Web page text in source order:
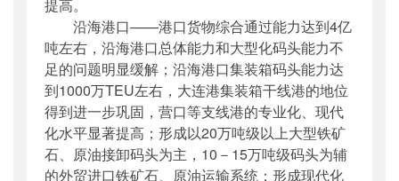
提高。
沿海港口——港口货物综合通过能力达到4亿
吨左右，沿海港口总体能力和大型化码头能力不
足的问题明显缓解；沿海港口集装箱码头能力达
到1000万TEU左右，大连港集装箱干线港的地位
得到进一步巩固，营口等支线港的专业化、现代
化水平显著提高；形成以20万吨级以上大型铁矿
石、原油接卸码头为主，10－15万吨级码头为辅
的外贸进口铁矿石、原油运输系统；形成现代化